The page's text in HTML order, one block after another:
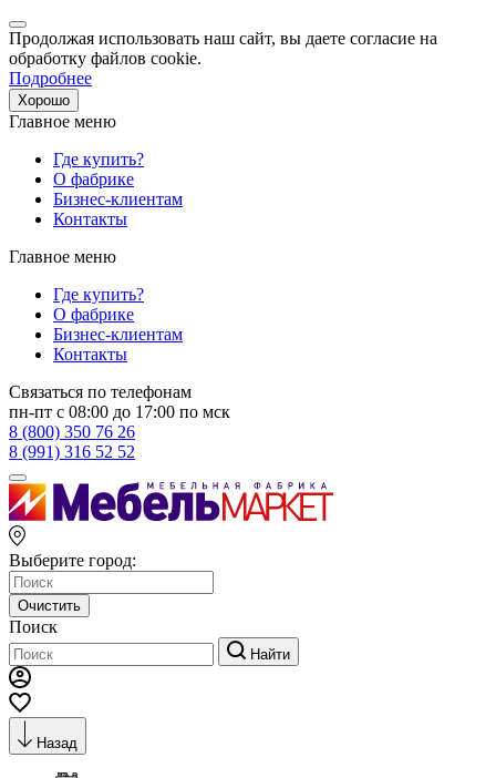
Продолжая использовать наш сайт, вы даете согласие на
обработку файлов cookie.
Подробнее
Хорошо
Главное меню
Где купить?
О фабрике
Бизнес-клиентам
Контакты
Главное меню
Где купить?
О фабрике
Бизнес-клиентам
Контакты
Связаться по телефонам
пн-пт с 08:00 до 17:00 по мск
8 (800) 350 76 26
8 (991) 316 52 52
Выберите город:
Очистить
Поиск
Найти
Назад